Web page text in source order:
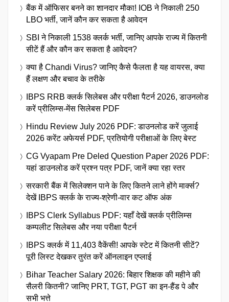
बैंक में ऑफिसर बनने का शानदार मौका! IOB ने निकाली 250
LBO भर्ती, जानें कौन कर सकता है आवेदन
SBI ने निकाली 1538 क्लर्क भर्ती, जानिए आपके राज्य में कितनी
सीटें हैं और कौन कर सकता है आवेदन?
क्या है Chandi Virus? जानिए कैसे फैलता है यह वायरस, क्या
हैं लक्षण और बचाव के तरीके
IBPS RRB क्लर्क सिलेबस और परीक्षा पैटर्न 2026, डाउनलोड
करें प्रीलिम्स-मेंस सिलेबस PDF
Hindu Review July 2026 PDF: डाउनलोड करें जुलाई
2026 करेंट अफेयर्स PDF, प्रतियोगी परीक्षाओं के लिए बेस्ट
CG Vyapam Pre Deled Question Paper 2026 PDF:
यहां डाउनलोड करें प्रश्न पत्र PDF, जानें क्या रहा स्तर
सरकारी बैंक में सिलेक्शन पाने के लिए कितने लाने होंगे मार्क्स?
देखें IBPS क्लर्क के राज्य-श्रेणी-वार कट ऑफ अंक
IBPS Clerk Syllabus PDF: यहाँ देखें क्लर्क प्रीलिम्स
कम्पलीट सिलेबस और नया परीक्षा पैटर्न
IBPS क्लर्क में 11,403 वैकेंसी! आपके स्टेट में कितनी सीटें?
पूरी लिस्ट देखकर तुरंत करें ऑनलाइन एप्लाई
Bihar Teacher Salary 2026: बिहार शिक्षक की महीने की
सैलरी कितनी? जानिए PRT, TGT, PGT का इन-हैंड पे और
सभी भत्ते